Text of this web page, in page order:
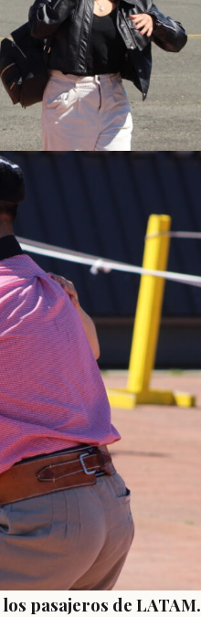
pasajeros de LATAM.